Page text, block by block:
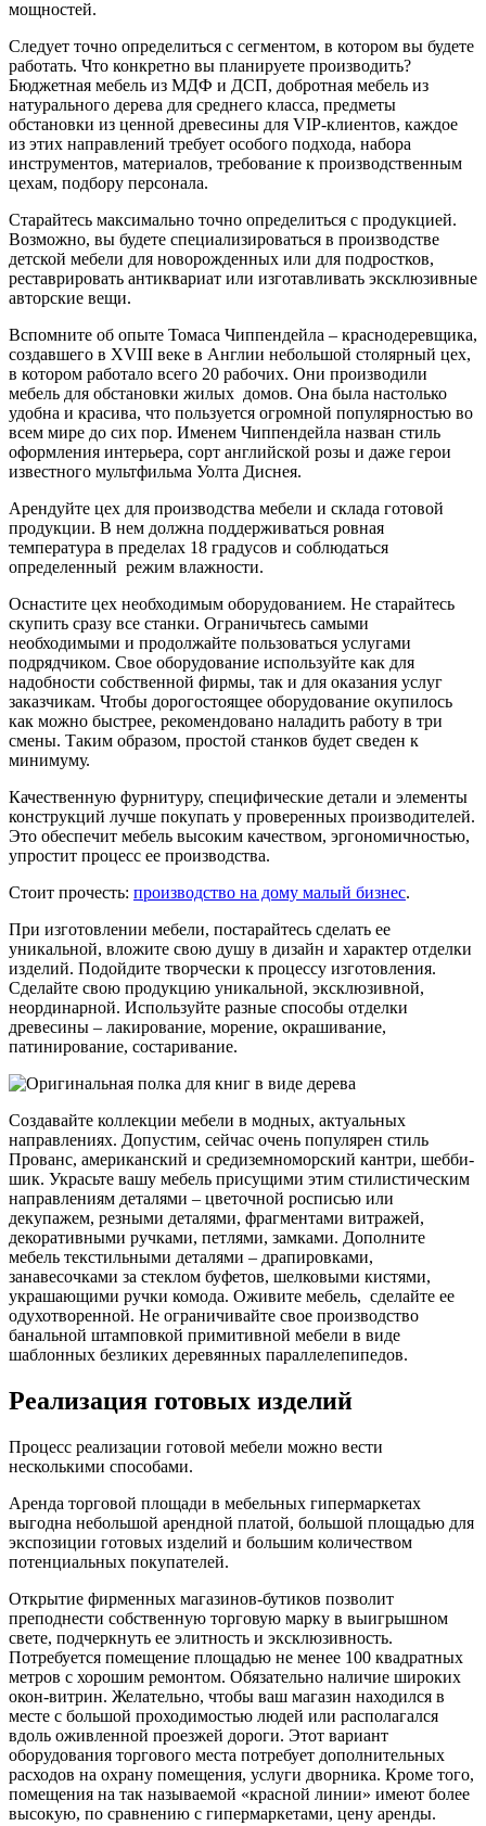
мощностей.
Следует точно определиться с сегментом, в котором вы будете
работать. Что конкретно вы планируете производить?
Бюджетная мебель из МДФ и ДСП, добротная мебель из
натурального дерева для среднего класса, предметы
обстановки из ценной древесины для VIP-клиентов, каждое
из этих направлений требует особого подхода, набора
инструментов, материалов, требование к производственным
цехам, подбору персонала.
Старайтесь максимально точно определиться с продукцией.
Возможно, вы будете специализироваться в производстве
детской мебели для новорожденных или для подростков,
реставрировать антиквариат или изготавливать эксклюзивные
авторские вещи.
Вспомните об опыте Томаса Чиппендейла – краснодеревщика,
создавшего в XVIII веке в Англии небольшой столярный цех,
в котором работало всего 20 рабочих. Они производили
мебель для обстановки жилых домов. Она была настолько
удобна и красива, что пользуется огромной популярностью во
всем мире до сих пор. Именем Чиппендейла назван стиль
оформления интерьера, сорт английской розы и даже герои
известного мультфильма Уолта Диснея.
Арендуйте цех для производства мебели и склада готовой
продукции. В нем должна поддерживаться ровная
температура в пределах 18 градусов и соблюдаться
определенный режим влажности.
Оснастите цех необходимым оборудованием. Не старайтесь
скупить сразу все станки. Ограничьтесь самыми
необходимыми и продолжайте пользоваться услугами
подрядчиком. Свое оборудование используйте как для
надобности собственной фирмы, так и для оказания услуг
заказчикам. Чтобы дорогостоящее оборудование окупилось
как можно быстрее, рекомендовано наладить работу в три
смены. Таким образом, простой станков будет сведен к
минимуму.
Качественную фурнитуру, специфические детали и элементы
конструкций лучше покупать у проверенных производителей.
Это обеспечит мебель высоким качеством, эргономичностью,
упростит процесс ее производства.
Стоит прочесть: производство на дому малый бизнес.
При изготовлении мебели, постарайтесь сделать ее
уникальной, вложите свою душу в дизайн и характер отделки
изделий. Подойдите творчески к процессу изготовления.
Сделайте свою продукцию уникальной, эксклюзивной,
неординарной. Используйте разные способы отделки
древесины – лакирование, морение, окрашивание,
патинирование, состаривание.
Создавайте коллекции мебели в модных, актуальных
направлениях. Допустим, сейчас очень популярен стиль
Прованс, американский и средиземноморский кантри, шебби-
шик. Украсьте вашу мебель присущими этим стилистическим
направлениям деталями – цветочной росписью или
декупажем, резными деталями, фрагментами витражей,
декоративными ручками, петлями, замками. Дополните
мебель текстильными деталями – драпировками,
занавесочками за стеклом буфетов, шелковыми кистями,
украшающими ручки комода. Оживите мебель, сделайте ее
одухотворенной. Не ограничивайте свое производство
банальной штамповкой примитивной мебели в виде
шаблонных безликих деревянных параллелепипедов.
Реализация готовых изделий
Процесс реализации готовой мебели можно вести
несколькими способами.
Аренда торговой площади в мебельных гипермаркетах
выгодна небольшой арендной платой, большой площадью для
экспозиции готовых изделий и большим количеством
потенциальных покупателей.
Открытие фирменных магазинов-бутиков позволит
преподнести собственную торговую марку в выигрышном
свете, подчеркнуть ее элитность и эксклюзивность.
Потребуется помещение площадью не менее 100 квадратных
метров с хорошим ремонтом. Обязательно наличие широких
окон-витрин. Желательно, чтобы ваш магазин находился в
месте с большой проходимостью людей или располагался
вдоль оживленной проезжей дороги. Этот вариант
оборудования торгового места потребует дополнительных
расходов на охрану помещения, услуги дворника. Кроме того,
помещения на так называемой «красной линии» имеют более
высокую, по сравнению с гипермаркетами, цену аренды.